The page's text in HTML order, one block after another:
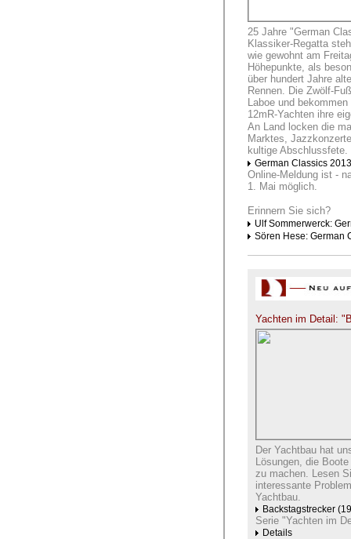
25 Jahre "German
Klassiker-Regatta
wie gewohnt am
Höhepunkte, als
über hundert Jahre
Rennen. Die Zwölf-
Laboe und
12mR-Yachten ihre
An Land locken die
Marktes,
kultige Abschlussfete.
German Classics 2013
Online-Meldung ist -
1. Mai möglich.
Erinnern Sie sich?
Ulf Sommerwerck:
Sören Hese: German
Yachten im Detail:
Der Yachtbau hat
Lösungen, die
zu machen. Lesen
interessante
Yachtbau.
Backstagstrecker
Serie "Yachten im
Details